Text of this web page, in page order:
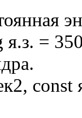
я.з. =
const